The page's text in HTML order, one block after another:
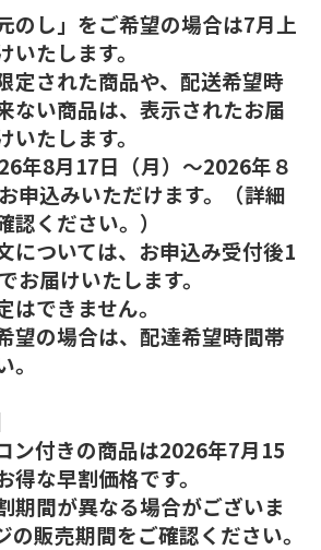
のし」をご希望の場合は7月上
たします。
定された商品や、配送希望時
ない商品は、表示されたお届
たします。
年8月17日（月）～2026年８
申込みいただけます。（詳細
ください。）
については、お申込み受付後1
お届けいたします。
できません。
望の場合は、配達希望時間帯
ン付きの商品は2026年7月15
得な早割価格です。
期間が異なる場合がございま
の販売期間をご確認ください。